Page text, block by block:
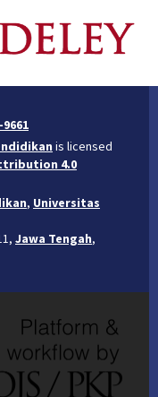
9661
is licensed
4.0
, Universitas
Jawa Tengah,